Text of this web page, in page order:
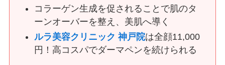
コラーゲン生成を促されることで肌のタ
ーンオーバーを整え、美肌へ導く
ルラ美容クリニック 神戸院は全顔11,000
円！高コスパでダーマペンを続けられる